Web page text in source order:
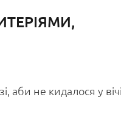
аби не кидалося у